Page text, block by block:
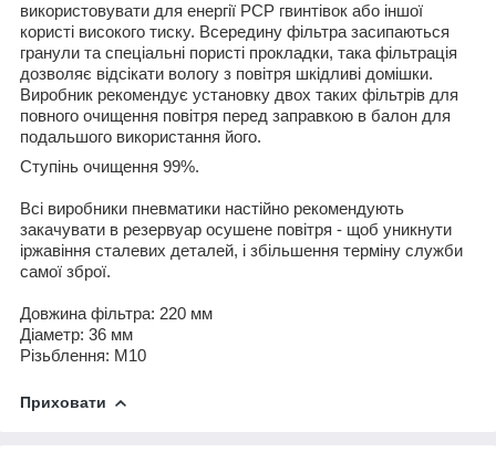
використовувати для енергії PCP гвинтівок або іншої
користі високого тиску. Всередину фільтра засипаються
гранули та спеціальні пористі прокладки, така фільтрація
дозволяє відсікати вологу з повітря шкідливі домішки.
Виробник рекомендує установку двох таких фільтрів для
повного очищення повітря перед заправкою в балон для
подальшого використання його.
Ступінь очищення 99%.
Всі виробники пневматики настійно рекомендують
закачувати в резервуар осушене повітря - щоб уникнути
іржавіння сталевих деталей, і збільшення терміну служби
самої зброї.
Довжина фільтра: 220 мм
Діаметр: 36 мм
Різьблення: М10
Приховати